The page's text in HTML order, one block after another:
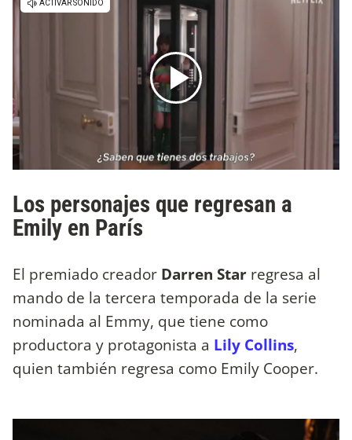
Los personajes que regresan a
Emily en París
El premiado creador Darren Star regresa al
mando de la tercera temporada de la serie
nominada al Emmy, que tiene como
productora y protagonista a Lily Collins,
quien también regresa como Emily Cooper.